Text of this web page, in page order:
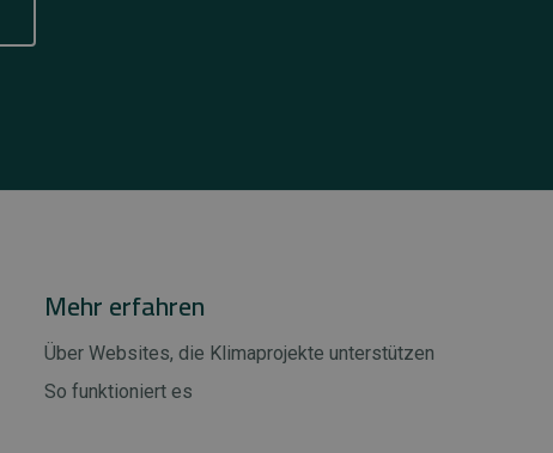
Mehr erfahren
Über Websites, die Klimaprojekte unterstützen
So funktioniert es